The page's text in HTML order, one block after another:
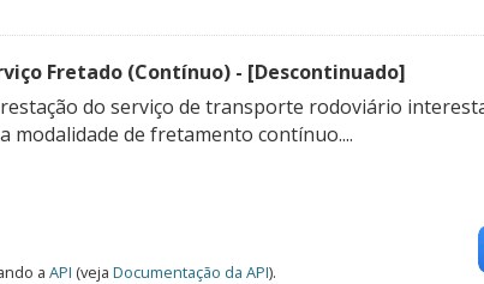
Fretado (Contínuo) - [Descontinuado]
do serviço de transporte rodoviário
de fretamento contínuo....
a API (veja Documentação da API).